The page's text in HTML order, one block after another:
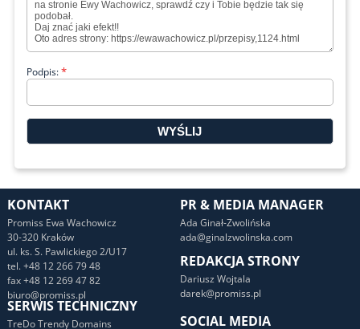
Podpis:*
KONTAKT
Promiss Ewa Wachowicz
30-320 Kraków
ul. ks. S. Pawlickiego 2/U17
tel. +48 12 266 79 48
fax +48 12 269 47 82
biuro@promiss.pl
PR & MEDIA MANAGER
Ada Ginał-Zwolińska
ada@ginalzwolinska.com
REDAKCJA STRONY
Dariusz Wojtala
darek@promiss.pl
SOCIAL MEDIA
SERWIS TECHNICZNY
TreDo Trendy Domains